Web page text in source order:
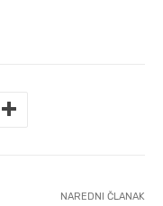
NAREDNI ČLANAK